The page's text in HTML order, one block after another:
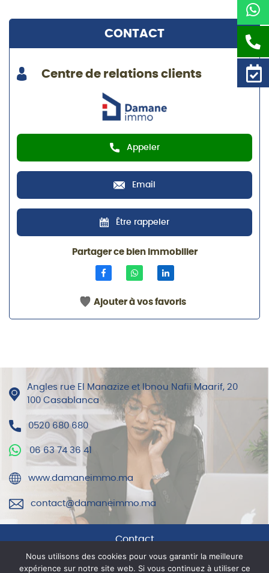
CONTACT
Centre de relations clients
Appeler
Email
Être rappeler
Partager ce bien immobilier
Ajouter à vos favoris
Angles rue El Manazize et Ibnou Nafii Maarif, 20
100 Casablanca
0520 680 680
06 63 74 36 41
www.damaneimmo.ma
contact@damaneimmo.ma
Contact
Mentions légales
Nous utilisons des cookies pour vous garantir la meilleure
expérience sur notre site web. Si vous continuez à utiliser ce